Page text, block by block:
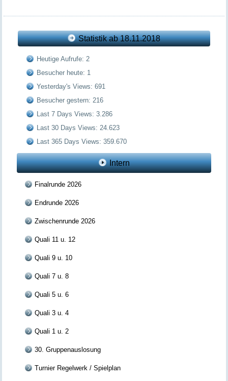
Statistik ab 18.11.2018
Heutige Aufrufe: 2
Besucher heute: 1
Yesterday's Views:691
Besucher gestern: 216
Last 7 Days Views:3.286
Last 30 Days Views: 24.623
Last 365 Days Views:359.670
Intern
Finalrunde 2026
Endrunde 2026
Zwischenrunde 2026
Quali 11 u. 12
Quali 9 u. 10
Quali 7 u. 8
Quali 5 u. 6
Quali 3 u. 4
Quali 1 u. 2
30. Gruppenauslosung
Turnier Regelwerk / Spielplan